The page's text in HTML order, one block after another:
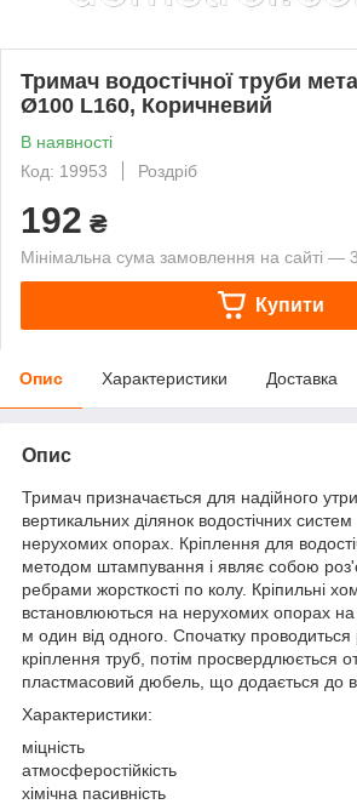
Тримач водостічної труби
Ø100 L160, Коричневий
В наявності
Код: 19953
Роздріб
192 ₴
Мінімальна сума замовлення на сайті —
Купити
Опис Характеристики Доставка
Опис
Тримач призначається для надійного
вертикальних ділянок водостічних систем
нерухомих опорах. Кріплення для
методом штампування і являє собою
ребрами жорсткості по колу. Кріпильні
встановлюються на нерухомих опорах на
м один від одного. Спочатку проводиться
кріплення труб, потім просвердлюється
пластмасовий дюбель, що додається до
Характеристики:
міцність
атмосферостійкість
хімічна пасивність